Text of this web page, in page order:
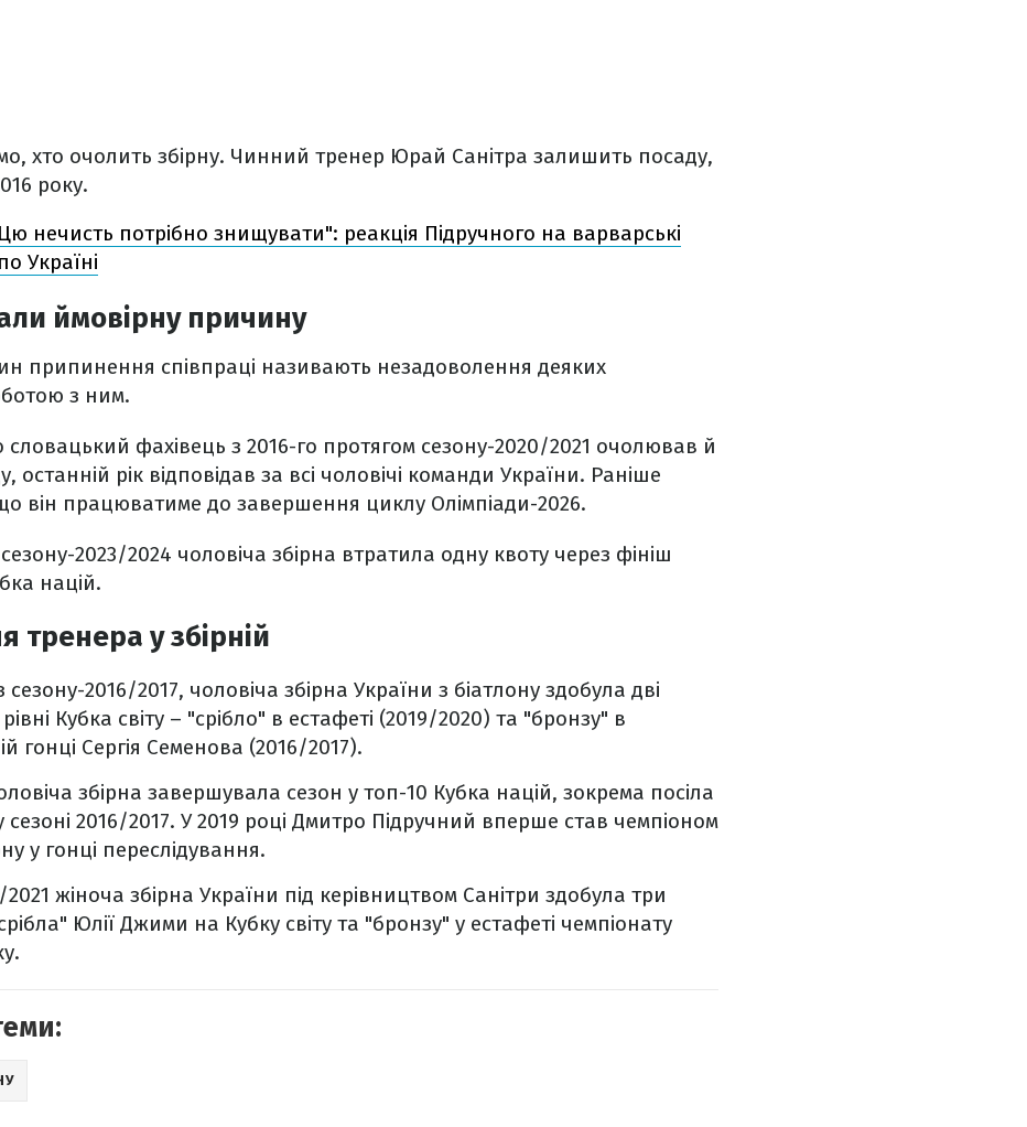
хто очолить збірну. Чинний тренер Юрай Санітра залишить посаду,
року.
нечисть потрібно знищувати": реакція Підручного на варварські
Україні
ймовірну причину
припинення співпраці називають незадоволення деяких
з ним.
фахівець з 2016-го протягом сезону-2020/2021 очолював й
останній рік відповідав за всі чоловічі команди України. Раніше
він працюватиме до завершення циклу Олімпіади-2026.
2023/2024 чоловіча збірна втратила одну квоту через фініш
націй.
тренера у збірній
2016/2017, чоловіча збірна України з біатлону здобула дві
Кубка світу – "срібло" в естафеті (2019/2020) та "бронзу" в
гонці Сергія Семенова (2016/2017).
збірна завершувала сезон у топ-10 Кубка націй, зокрема посіла
сезоні 2016/2017. У 2019 році Дмитро Підручний вперше став чемпіоном
у гонці переслідування.
2021 жіноча збірна України під керівництвом Санітри здобула три
Юлії Джими на Кубку світу та "бронзу" у естафеті чемпіонату